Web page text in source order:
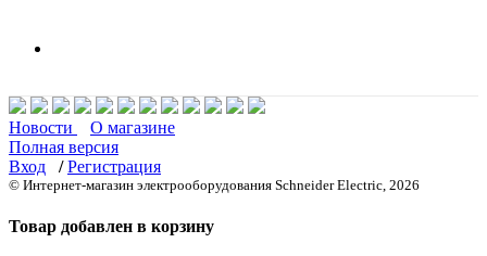
Новости
О магазине
Полная версия
Вход
/ Регистрация
© Интернет-магазин электрооборудования Schneider Electric, 2026
Товар добавлен в корзину